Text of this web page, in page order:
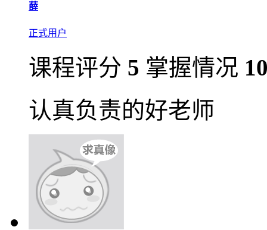
薛
正式用户
课程评分 5 掌握情况
认真负责的好老师